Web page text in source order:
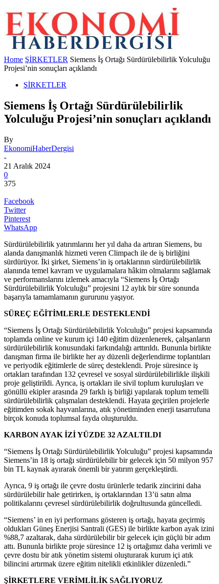
Home ŞİRKETLER Siemens İş Ortağı Sürdürülebilirlik Yolculuğu
Projesi’nin sonuçları açıklandı
ŞİRKETLER
Siemens İş Ortağı Sürdürülebilirlik
Yolculuğu Projesi’nin sonuçları açıklandı
By
EkonomiHaberDergisi
-
21 Aralık 2024
0
375
Facebook
Twitter
Pinterest
WhatsApp
Sürdürülebilirlik yatırımlarını her yıl daha da artıran Siemens, bu
alanda danışmanlık hizmeti veren Climpach ile de iş birliğini
sürdürüyor. İki şirket, Siemens’in iş ortaklarının sürdürülebilirlik
alanında temel kavram ve uygulamalara hâkim olmalarını sağlamak
ve performanslarını izlemek amacıyla “Siemens İş Ortağı
Sürdürülebilirlik Yolculuğu” projesini 12 aylık bir süre sonunda
başarıyla tamamlamanın gururunu yaşıyor.
SÜREÇ EĞİTİMLERLE DESTEKLENDİ
“Siemens İş Ortağı Sürdürülebilirlik Yolculuğu” projesi kapsamında
toplamda online ve kurum içi 140 eğitim düzenlenerek, çalışanların
sürdürülebilirlik konusundaki farkındalığı arttırıldı. Bununla birlikte
danışman firma ile birlikte her ay düzenli değerlendirme toplantıları
ve periyodik eğitimlerle de süreç desteklendi. Proje süresince iş
ortakları tarafından 132 çevresel ve sosyal sürdürülebilirlikle ilişkili
proje geliştirildi. Ayrıca, iş ortakları ile sivil toplum kuruluşları ve
gönüllü ekipler arasında 29 farklı iş birliği yapılarak toplum temelli
sürdürülebilirlik çalışmaları desteklendi. Hayata geçirilen projelerle
eğitimden sokak hayvanlarına, atık yönetiminden enerji tasarrufuna
birçok konuda toplumsal fayda oluşturuldu.
KARBON AYAK İZİ YÜZDE 32 AZALTILDI
“Siemens İş Ortağı Sürdürülebilirlik Yolculuğu” projesi kapsamında
Siemens’in 18 iş ortağı sürdürülebilir bir gelecek için 50 milyon 957
bin TL kaynak ayırarak önemli bir yatırım gerçekleştirdi.
Ayrıca, 9 iş ortağı ile çevre dostu ürünlerle tedarik zincirini daha
sürdürülebilir hale getirirken, iş ortaklarından 13’ü satın alma
politikalarını çevresel sürdürülebilirlik doğrultusunda güncelledi.
“Siemens’ in en iyi performans gösteren iş ortağı, hayata geçirmiş
oldukları Güneş Enerjisi Santrali (GES) ile birlikte karbon ayak izini
%88,7 azaltarak, daha sürdürülebilir bir gelecek için güçlü bir adım
attı. Bununla birlikte proje süresince 12 iş ortağımız daha verimli ve
çevre dostu bir atık yönetim sistemi oluşturarak kurum içi atık
bilincini artırmak üzere eğitim nitelikli etkinlikler düzenledi.”
ŞİRKETLERE VERİMLİLİK SAĞLIYORUZ